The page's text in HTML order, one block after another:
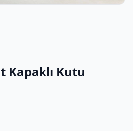
Kapaklı Kutu